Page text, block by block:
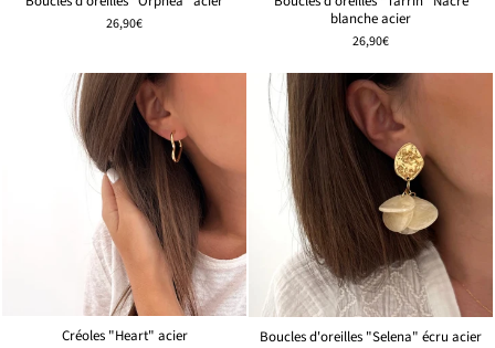
26,90€
blanche acier
26,90€
Créoles "Heart" acier Boucles d'oreilles "Selena" écru acier